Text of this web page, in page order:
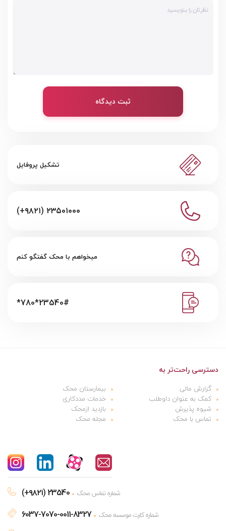
ثبت دیدگاه
تشکیل پروفایل
(+۹۸۲۱) ۲۳۵۰۱۰۰۰
میخواهم با محک گفتگو کنم
*780*23540#
دسترسی راحت‌تر به
گزارش مالی
بیمارستان محک
کمک به عنوان داوطلب
خدمات مددکاری
شیوه پذیرش
بازدید ازمحک
تماس با محک
مجله محک
(+۹۸۲۱) 23540 شماره تماس محک
6037-7070-0011-8327
شماره کارت موسسه محک